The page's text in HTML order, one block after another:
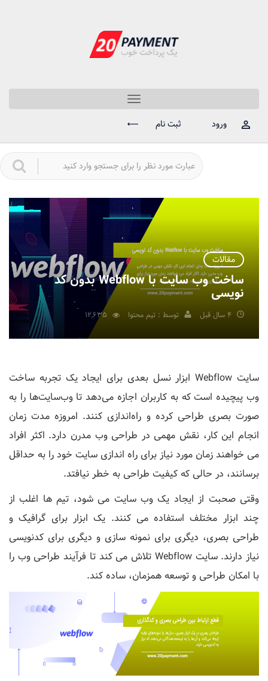
Toggle
navigation
ورود
ثبت نام
مقالات
ساخت وب سایت با Webflow بدون کد
نویسی
4 سال قبل توسط : تیم محتوا
سایت Webflow ابزار نسل بعدی برای ایجاد یک تجربه ساخت
وب پیچیده است که به کاربران اجازه می‌دهد تا وب‌سایت‌ها را به
صورت بصری طراحی کرده و راه‌اندازی کنند. امروزه مدت زمان
انجام این کار، نقش مهمی در طراحی وب مدرن دارد. اکثر افراد
می خواهند زمان مورد نیاز برای راه اندازی سایت خود را به حداقل
برسانند، در حالی که کیفیت طراحی به خطر نیافتد.
وقتی صحبت از ایجاد یک وب سایت می شود، تیم ها اغلب از
چند ابزار مختلف استفاده می کنند. یک ابزار برای گرافیک و
طراحی بصری، دیگری برای نمونه سازی و دیگری برای کدنویسی
نیاز دارند. سایت Webflow تلاش می کند تا فرآیند طراحی وب را
با امکان طراحی و توسعه همزمان، ساده کند.